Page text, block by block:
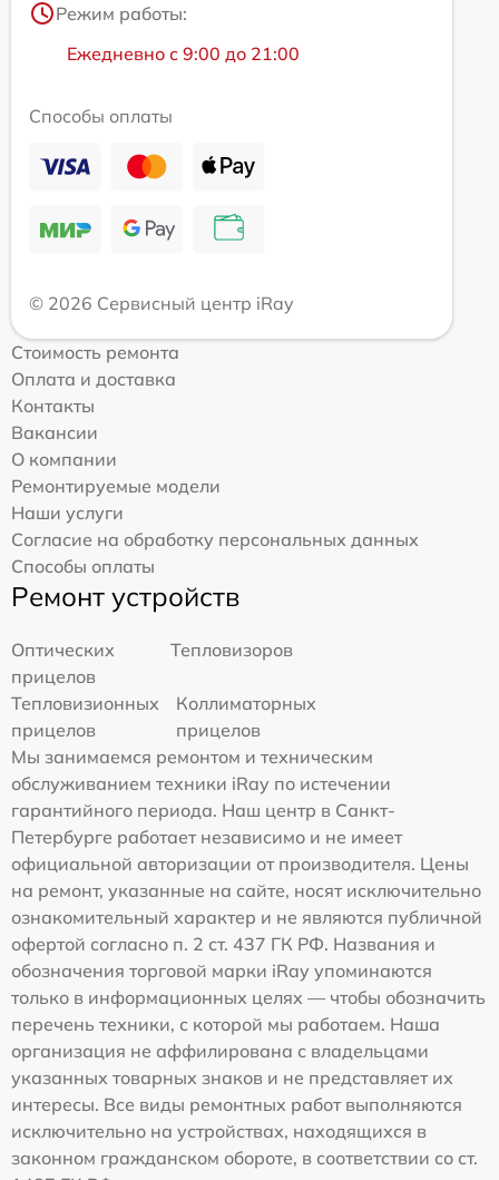
Режим работы:
Ежедневно с 9:00 до 21:00
Способы оплаты
© 2026 Сервисный центр iRay
Стоимость ремонта
Оплата и доставка
Контакты
Вакансии
О компании
Ремонтируемые модели
Наши услуги
Согласие на обработку персональных данных
Способы оплаты
Ремонт устройств
Оптических
прицелов
Тепловизоров
Тепловизионных
прицелов
Коллиматорных
прицелов
Мы занимаемся ремонтом и техническим
обслуживанием техники iRay по истечении
гарантийного периода. Наш центр в Санкт-
Петербурге работает независимо и не имеет
официальной авторизации от производителя. Цены
на ремонт, указанные на сайте, носят исключительно
ознакомительный характер и не являются публичной
офертой согласно п. 2 ст. 437 ГК РФ. Названия и
обозначения торговой марки iRay упоминаются
только в информационных целях — чтобы обозначить
перечень техники, с которой мы работаем. Наша
организация не аффилирована с владельцами
указанных товарных знаков и не представляет их
интересы. Все виды ремонтных работ выполняются
исключительно на устройствах, находящихся в
законном гражданском обороте, в соответствии со ст.